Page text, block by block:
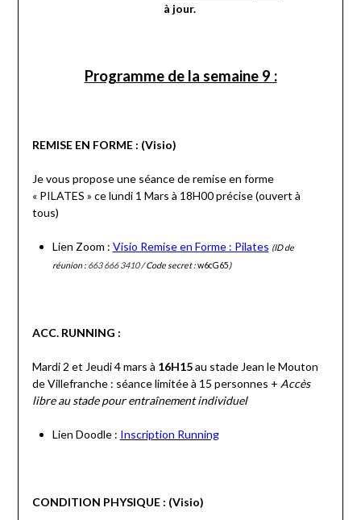
à jour.
Programme de la semaine 9 :
REMISE EN FORME : (Visio)
Je vous propose une séance de remise en forme
« PILATES » ce lundi 1 Mars à 18H00 précise (ouvert à
tous)
Lien Zoom : Visio Remise en Forme : Pilates (ID de
réunion : 663 666 3410/ Code secret :w6cG65)
ACC. RUNNING :
Mardi 2 et Jeudi 4 mars à 16H15au stade Jean le Mouton
de Villefranche : séance limitée à 15 personnes + Accès
libre au stade pour entraînement individuel
Lien Doodle : Inscription Running
CONDITION PHYSIQUE : (Visio)